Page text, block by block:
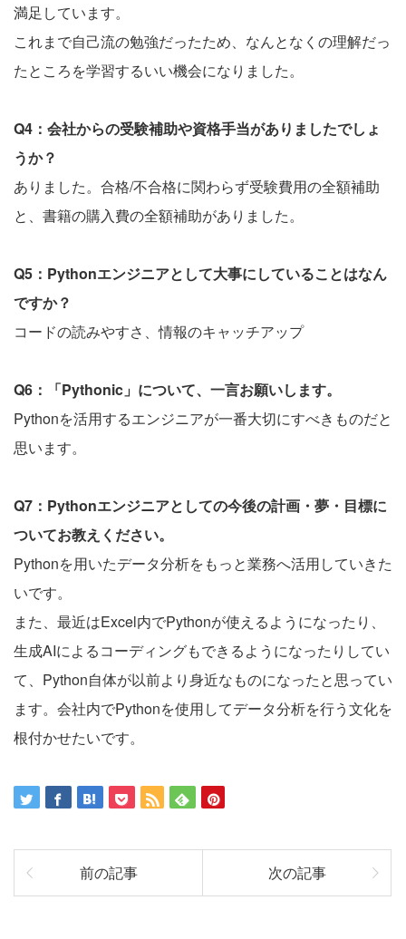
満足しています。
これまで自己流の勉強だったため、なんとなくの理解だっ
たところを学習するいい機会になりました。
Q4：会社からの受験補助や資格手当がありましたでしょ
うか？
ありました。合格/不合格に関わらず受験費用の全額補助
と、書籍の購入費の全額補助がありました。
Q5：Pythonエンジニアとして大事にしていることはなん
ですか？
コードの読みやすさ、情報のキャッチアップ
Q6：「Pythonic」について、一言お願いします。
Pythonを活用するエンジニアが一番大切にすべきものだと
思います。
Q7：Pythonエンジニアとしての今後の計画・夢・目標に
ついてお教えください。
Pythonを用いたデータ分析をもっと業務へ活用していきた
いです。
また、最近はExcel内でPythonが使えるようになったり、
生成AIによるコーディングもできるようになったりしてい
て、Python自体が以前より身近なものになったと思ってい
ます。会社内でPythonを使用してデータ分析を行う文化を
根付かせたいです。
前の記事 次の記事